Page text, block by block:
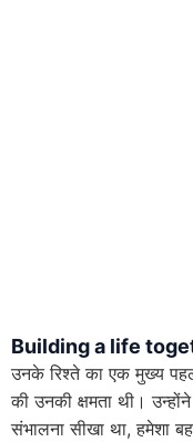
Building a life
उनके रिश्ते का एक मुख्य
की उनकी क्षमता थी।
संभालना सीखा था, हमेशा